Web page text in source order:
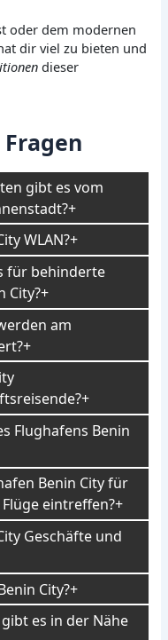
oder dem modernen
dir viel zu bieten und
dieser
gibt es vom
WLAN?
für behinderte
City?
am
Flughafens Benin
Benin City für
eintreffen?
Geschäfte und
City?
es in der Nähe